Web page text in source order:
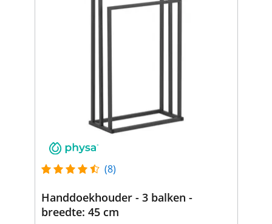
(8)
Handdoekhouder - 3 balken -
breedte: 45 cm